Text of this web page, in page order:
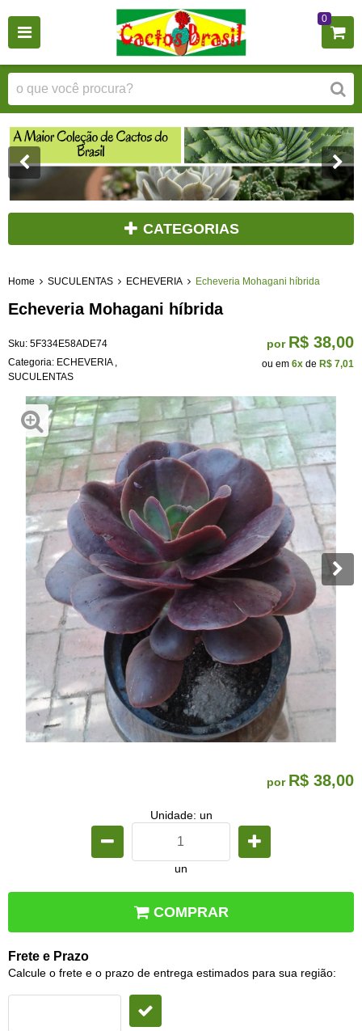
0
CATEGORIAS
Home SUCULENTAS ECHEVERIA Echeveria Mohagani híbrida
Echeveria Mohagani híbrida
Sku: 5F334E58ADE74
Categoria: ECHEVERIA ,
SUCULENTAS
por R$ 38,00
ou em 6x de R$ 7,01
por R$ 38,00
Unidade: un
un
COMPRAR
Frete e Prazo
Calcule o frete e o prazo de entrega estimados para sua região: